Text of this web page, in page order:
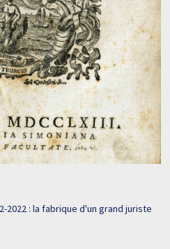
2022 : la fabrique d'un grand juriste